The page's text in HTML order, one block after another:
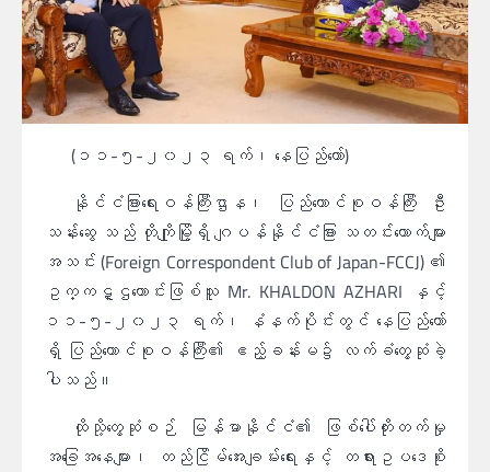
(၁၁-၅-၂၀၂၃ ရက်၊ နေပြည်တော်)
နိုင်ငံခြားရေးဝန်ကြီးဌာန၊ ပြည်ထောင်စုဝန်ကြီး ဦး
သန်းဆွေ သည် တိုကျိုမြို့ရှိ ဂျပန်နိုင်ငံခြား သတင်းထောက်များ
အသင်း (Foreign Correspondent Club of Japan-FCCJ) ၏
ဥက္ကဋ္ဌဟောင်းဖြစ်သူ Mr. KHALDON AZHARI နှင့်
၁၁-၅-၂၀၂၃ ရက်၊ နံနက်ပိုင်းတွင် နေပြည်တော်
ရှိ ပြည်ထောင်စုဝန်ကြီး၏ ဧည့်ခန်းမ၌ လက်ခံတွေ့ဆုံခဲ့
ပါသည်။
ထိုသို့တွေ့ဆုံစဉ် မြန်မာနိုင်ငံ၏ ဖြစ်ပေါ်တိုးတက်မှု
အခြေအနေများ၊ တည်ငြိမ်အေးချမ်းရေးနှင့် တရားဥပဒေစိုး